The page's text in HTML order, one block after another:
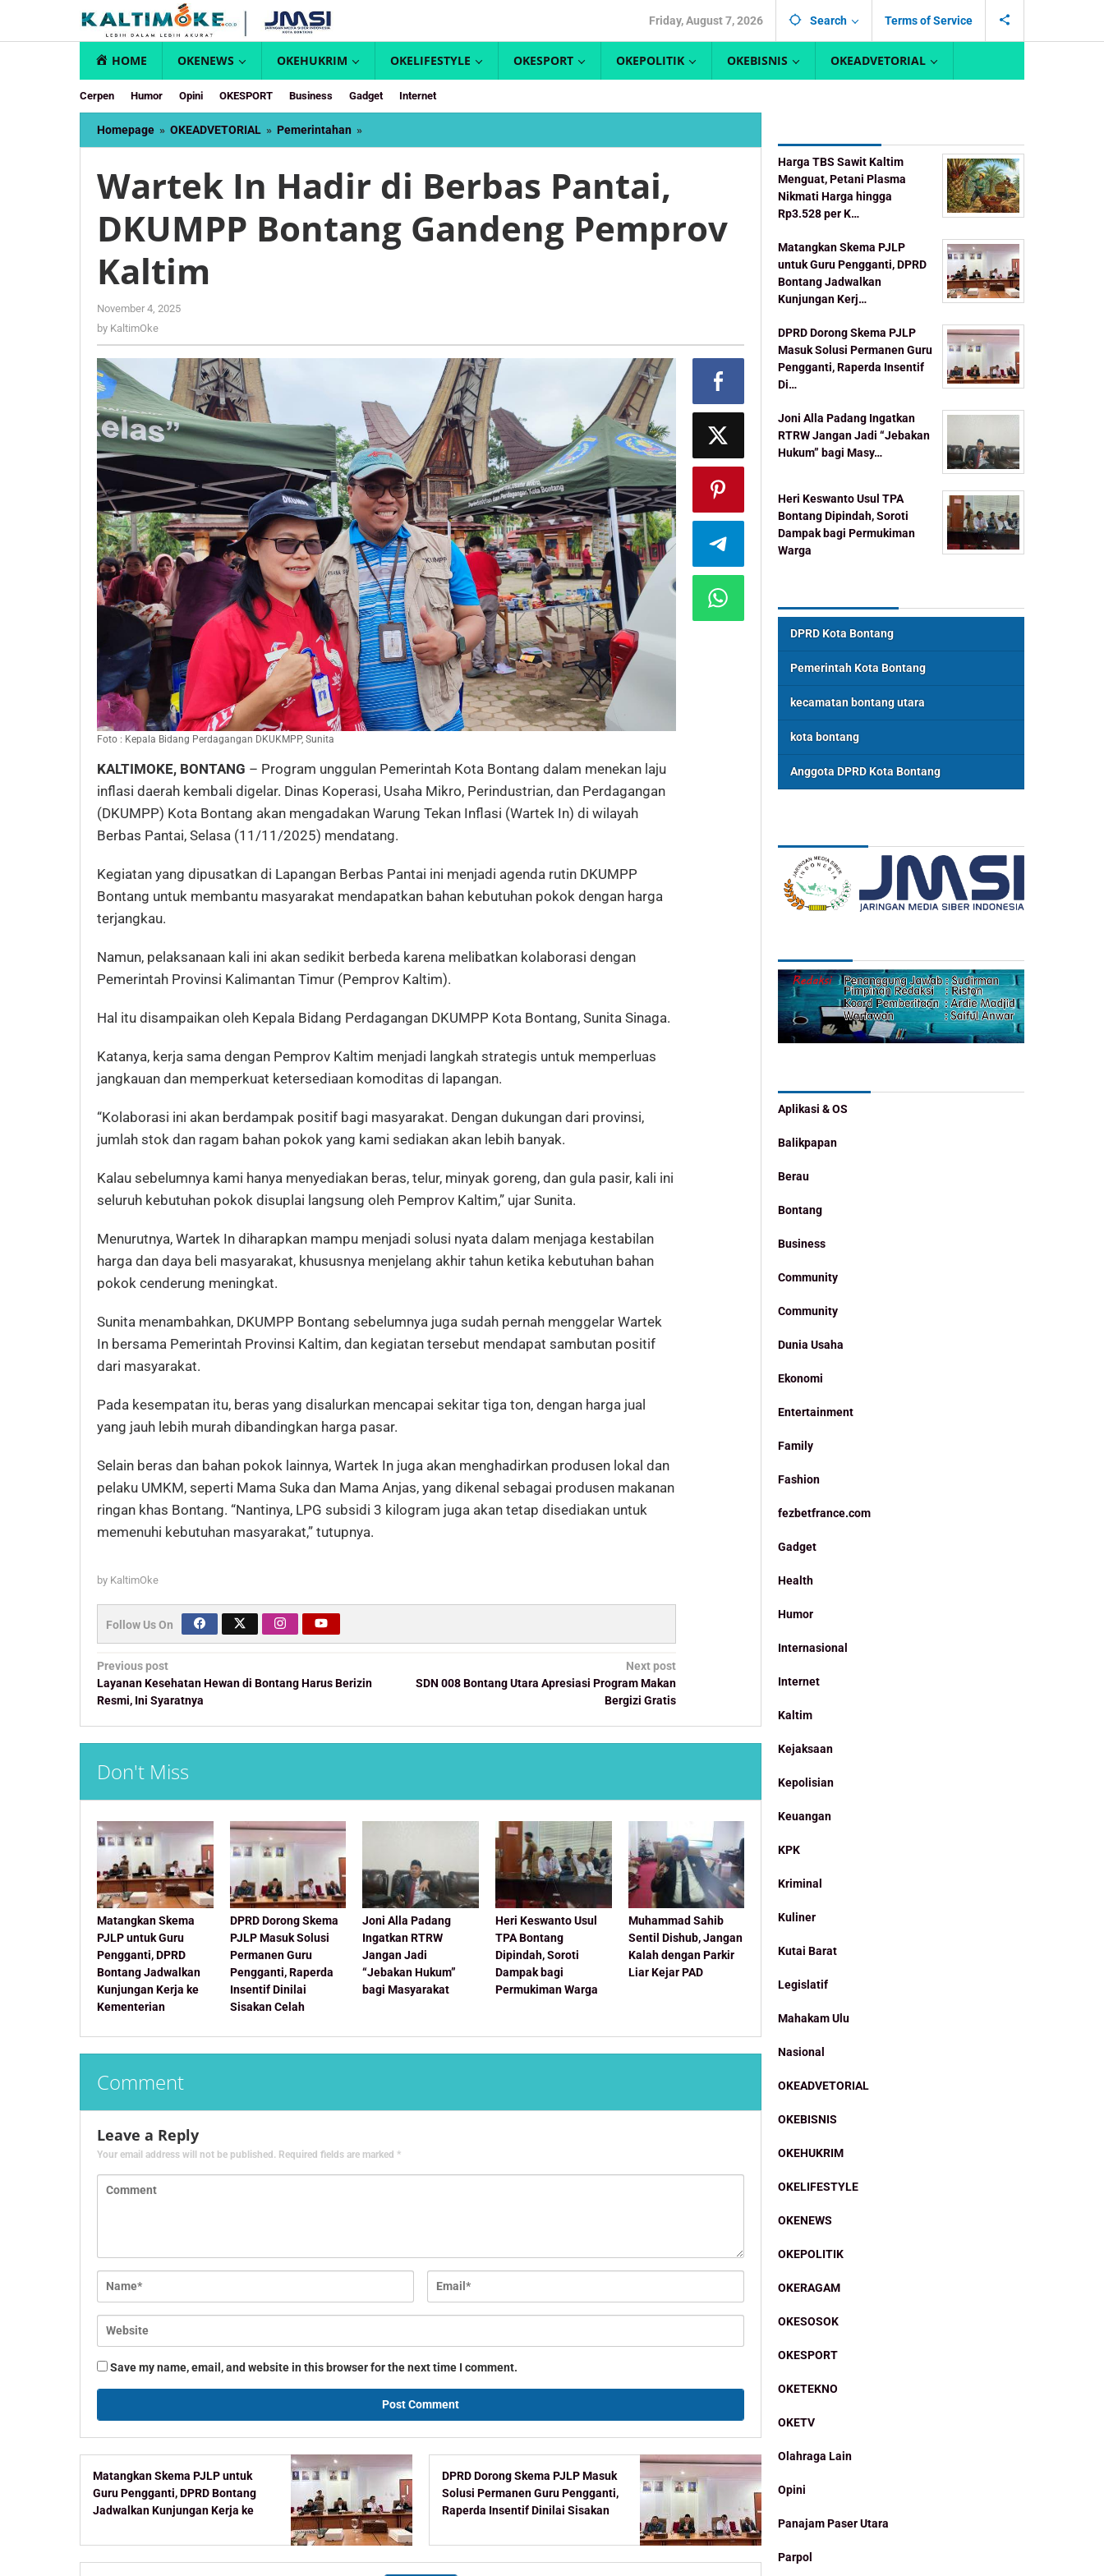
content
Friday, August 7, 2026 Search Terms of Service
HOME OKENEWS OKEHUKRIM OKELIFESTYLE OKESPORT OKEPOLITIK OKEBISNIS OKEADVETORIAL
Cerpen Humor Opini OKESPORT Business Gadget Internet
Homepage » OKEADVETORIAL » Pemerintahan »
In
di
Berbas
DKUMPP
Bontang
Wartek In Hadir di Berbas Pantai,
DKUMPP Bontang Gandeng Pemprov
Kaltim
November 4, 2025
by KaltimOke
Foto : Kepala Bidang Perdagangan DKUKMPP, Sunita
KALTIMOKE, BONTANG – Program unggulan Pemerintah Kota Bontang dalam menekan laju
inflasi daerah kembali digelar. Dinas Koperasi, Usaha Mikro, Perindustrian, dan Perdagangan
(DKUMPP) Kota Bontang akan mengadakan Warung Tekan Inflasi (Wartek In) di wilayah
Berbas Pantai, Selasa (11/11/2025) mendatang.
Kegiatan yang dipusatkan di Lapangan Berbas Pantai ini menjadi agenda rutin DKUMPP
Bontang untuk membantu masyarakat mendapatkan bahan kebutuhan pokok dengan harga
terjangkau.
Namun, pelaksanaan kali ini akan sedikit berbeda karena melibatkan kolaborasi dengan
Pemerintah Provinsi Kalimantan Timur (Pemprov Kaltim).
Hal itu disampaikan oleh Kepala Bidang Perdagangan DKUMPP Kota Bontang, Sunita Sinaga.
Katanya, kerja sama dengan Pemprov Kaltim menjadi langkah strategis untuk memperluas
jangkauan dan memperkuat ketersediaan komoditas di lapangan.
“Kolaborasi ini akan berdampak positif bagi masyarakat. Dengan dukungan dari provinsi,
jumlah stok dan ragam bahan pokok yang kami sediakan akan lebih banyak.
Kalau sebelumnya kami hanya menyediakan beras, telur, minyak goreng, dan gula pasir, kali ini
seluruh kebutuhan pokok disuplai langsung oleh Pemprov Kaltim,” ujar Sunita.
Menurutnya, Wartek In diharapkan mampu menjadi solusi nyata dalam menjaga kestabilan
harga dan daya beli masyarakat, khususnya menjelang akhir tahun ketika kebutuhan bahan
pokok cenderung meningkat.
Sunita menambahkan, DKUMPP Bontang sebelumnya juga sudah pernah menggelar Wartek
In bersama Pemerintah Provinsi Kaltim, dan kegiatan tersebut mendapat sambutan positif
dari masyarakat.
Pada kesempatan itu, beras yang disalurkan mencapai sekitar tiga ton, dengan harga jual
yang jauh lebih murah dibandingkan harga pasar.
Selain beras dan bahan pokok lainnya, Wartek In juga akan menghadirkan produsen lokal dan
pelaku UMKM, seperti Mama Suka dan Mama Anjas, yang dikenal sebagai produsen makanan
ringan khas Bontang. “Nantinya, LPG subsidi 3 kilogram juga akan tetap disediakan untuk
memenuhi kebutuhan masyarakat,” tutupnya.
by KaltimOke
Follow Us On
Post
navigation
Previous post
Layanan Kesehatan Hewan di Bontang Harus Berizin
Resmi, Ini Syaratnya
Next post
SDN 008 Bontang Utara Apresiasi Program Makan
Bergizi Gratis
Don't Miss
Matangkan Skema
PJLP untuk Guru
Pengganti, DPRD
Bontang Jadwalkan
Kunjungan Kerja ke
Kementerian
DPRD Dorong Skema
PJLP Masuk Solusi
Permanen Guru
Pengganti, Raperda
Insentif Dinilai
Sisakan Celah
Joni Alla Padang
Ingatkan RTRW
Jangan Jadi
“Jebakan Hukum”
bagi Masyarakat
Heri Keswanto Usul
TPA Bontang
Dipindah, Soroti
Dampak bagi
Permukiman Warga
Muhammad Sahib
Sentil Dishub, Jangan
Kalah dengan Parkir
Liar Kejar PAD
Comment
Leave a Reply
Your email address will not be published. Required fields are marked *
Save my name, email, and website in this browser for the next time I comment.
Matangkan Skema PJLP untuk
Guru Pengganti, DPRD Bontang
Jadwalkan Kunjungan Kerja ke
DPRD Dorong Skema PJLP Masuk
Solusi Permanen Guru Pengganti,
Raperda Insentif Dinilai Sisakan
Harga TBS Sawit Kaltim
Menguat, Petani Plasma
Nikmati Harga hingga
Rp3.528 per K…
Matangkan Skema PJLP
untuk Guru Pengganti, DPRD
Bontang Jadwalkan
Kunjungan Kerj…
DPRD Dorong Skema PJLP
Masuk Solusi Permanen Guru
Pengganti, Raperda Insentif
Di…
Joni Alla Padang Ingatkan
RTRW Jangan Jadi “Jebakan
Hukum” bagi Masy…
Heri Keswanto Usul TPA
Bontang Dipindah, Soroti
Dampak bagi Permukiman
Warga
DPRD Kota Bontang
Pemerintah Kota Bontang
kecamatan bontang utara
kota bontang
Anggota DPRD Kota Bontang
Aplikasi & OS
Balikpapan
Berau
Bontang
Business
Community
Community
Dunia Usaha
Ekonomi
Entertainment
Family
Fashion
fezbetfrance.com
Gadget
Health
Humor
Internasional
Internet
Kaltim
Kejaksaan
Kepolisian
Keuangan
KPK
Kriminal
Kuliner
Kutai Barat
Legislatif
Mahakam Ulu
Nasional
OKEADVETORIAL
OKEBISNIS
OKEHUKRIM
OKELIFESTYLE
OKENEWS
OKEPOLITIK
OKERAGAM
OKESOSOK
OKESPORT
OKETEKNO
OKETV
Olahraga Lain
Opini
Panajam Paser Utara
Parpol